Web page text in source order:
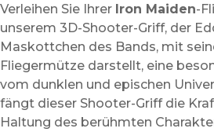
Verleihen Sie Ihrer Iron Maiden-
unserem 3D-Shooter-Griff, der
Maskottchen des Bands, mit
Fliegermütze darstellt, eine
vom dunklen und epischen
fängt dieser Shooter-Griff die
Haltung des berühmten